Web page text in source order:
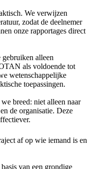
We verwijzen
zodat de deelnemer
onze rapportages direct
alleen
als voldoende tot
wetenschappelijke
toepassingen.
breed: niet alleen naar
de organisatie. Deze
af op wie iemand is en
van een grondige